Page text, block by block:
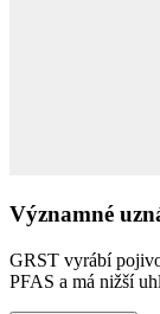
Významné
GRST vyrábí
PFAS a má nižší